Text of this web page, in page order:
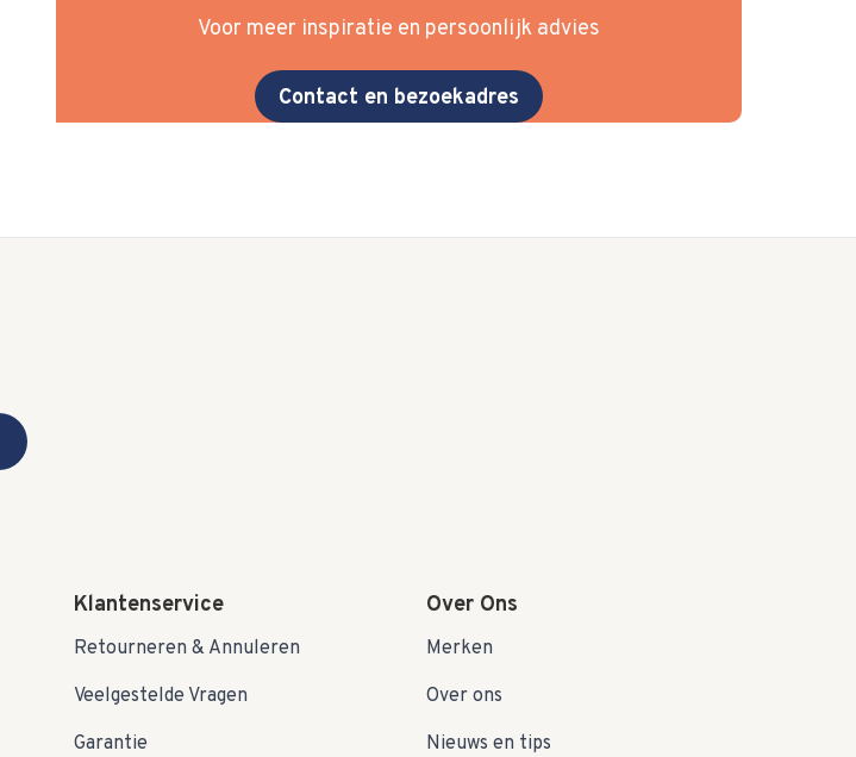
Voor meer inspiratie en persoonlijk advies
Contact en bezoekadres
Klantenservice
Retourneren & Annuleren
Veelgestelde Vragen
Garantie
Over Ons
Merken
Over ons
Nieuws en tips